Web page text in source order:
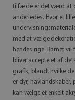
tilfælde er det værd at
anderledes. Hvor et
med at vælge
hendes rige. Barnet
bliver accepteret af
grafik, blandt hvilke
er dyr, havlandskaber,
kan vælge et enkelt